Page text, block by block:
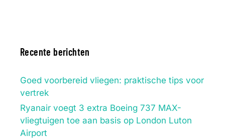
Recente berichten
Goed voorbereid vliegen: praktische tips voor
vertrek
Ryanair voegt 3 extra Boeing 737 MAX-
vliegtuigen toe aan basis op London Luton
Airport